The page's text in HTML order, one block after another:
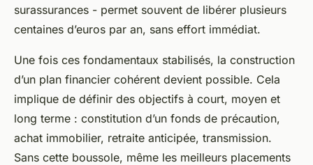
surassurances - permet souvent de libérer plusieurs
centaines d’euros par an, sans effort immédiat.
Une fois ces fondamentaux stabilisés, la construction
d’un plan financier cohérent devient possible. Cela
implique de définir des objectifs à court, moyen et
long terme : constitution d’un fonds de précaution,
achat immobilier, retraite anticipée, transmission.
Sans cette boussole, même les meilleurs placements